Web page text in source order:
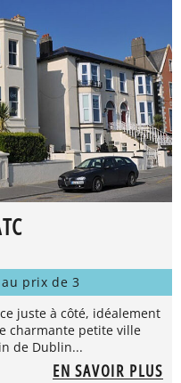
prix de 3
juste à côté, idéalement
charmante petite ville
de Dublin...
EN SAVOIR PLUS